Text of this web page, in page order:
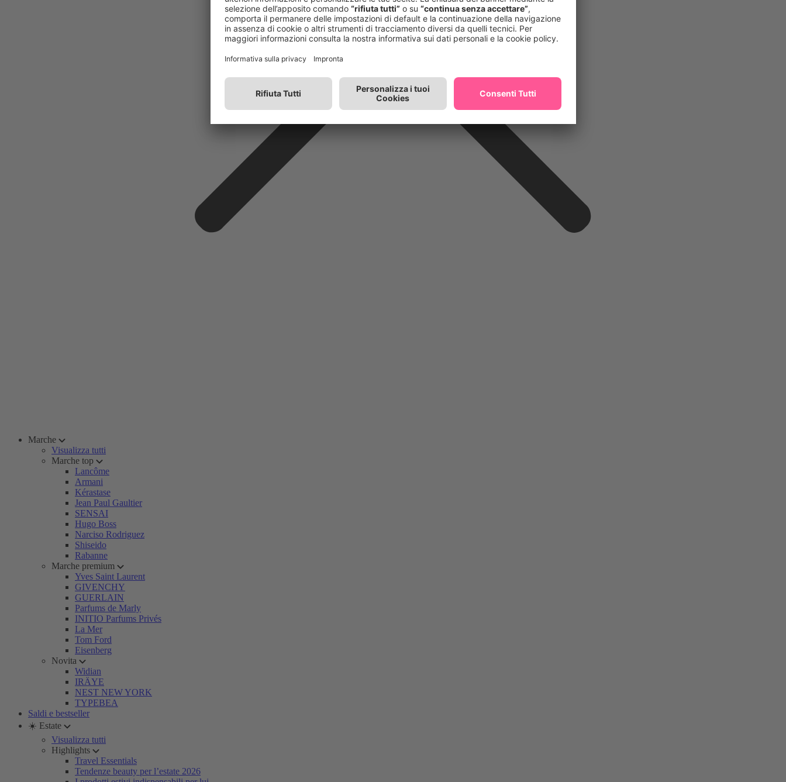
Marche
Visualizza tutti
Marche top
Lancôme
Armani
Kérastase
Jean Paul Gaultier
SENSAI
Hugo Boss
Narciso Rodriguez
Shiseido
Rabanne
Marche premium
Yves Saint Laurent
GIVENCHY
GUERLAIN
Parfums de Marly
INITIO Parfums Privés
La Mer
Tom Ford
Eisenberg
Novita
Widian
IRÄYE
NEST NEW YORK
TYPEBEA
Saldi e bestseller
☀️ Estate
Visualizza tutti
Highlights
Travel Essentials
Tendenze beauty per l’estate 2026